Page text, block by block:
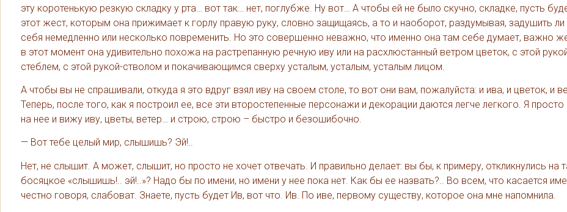
эту коротенькую резкую складку у рта… вот так… нет, поглубже. Ну вот… А чтобы ей не было скучно, складке, пусть
этот жест, которым она прижимает к горлу правую руку, словно защищаясь, а то и наоборот, раздумывая, задушить
себя немедленно или несколько повременить. Но это совершенно неважно, что именно она там себе думает, важно
в этот момент она удивительно похожа на растрепанную речную иву или на расхлюстанный ветром цветок, с этой
стеблем, с этой рукой-стволом и покачивающимся сверху усталым, усталым, усталым лицом.
А чтобы вы не спрашивали, откуда я это вдруг взял иву на своем столе, то вот они вам, пожалуйста: и ива, и цветок, и
Теперь, после того, как я построил ее, все эти второстепенные персонажи и декорации даются легче легкого. Я
на нее и вижу иву, цветы, ветер… и строю, строю – быстро и безошибочно.
— Вот тебе целый мир, слышишь? Эй!..
Нет, не слышит. А может, слышит, но просто не хочет отвечать. И правильно делает: вы бы, к примеру, откликнулись на
босяцкое «слышишь!.. эй!..»? Надо бы по имени, но имени у нее пока нет. Как бы ее назвать?.. Во всем, что касается
честно говоря, слабоват. Знаете, пусть будет Ив, вот что. Ив. По иве, первому существу, которое она мне напомнила.